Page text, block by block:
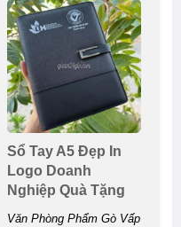
Sổ Tay A5 Đẹp In
Logo Doanh
Nghiệp Quà Tặng
Thiên Thần Uy Tín
Văn Phòng Phẩm Gò Vấp